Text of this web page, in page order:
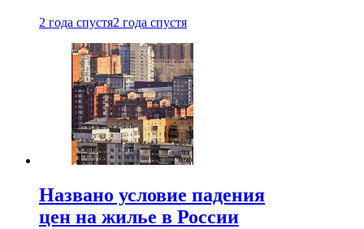
2 года спустя2 года спустя
Названо условие падения
цен на жилье в России